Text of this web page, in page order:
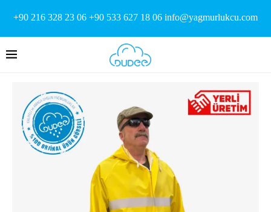
+90 216 328 23 06 +90 533 627 18 06 info@yagmurlukcu.com